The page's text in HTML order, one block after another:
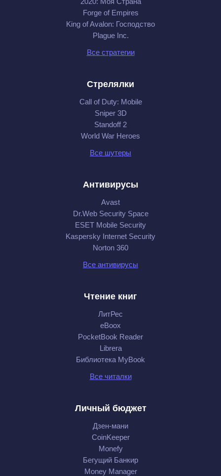
Forge of Empires
King of Avalon: Господство
Plague Inc.
Все стратегии
Стрелялки
Call of Duty: Mobile
Sniper 3D
Standoff 2
World War Heroes
Все шутеры
Антивирусы
Avast
Dr.Web Security Space
ESET Mobile Security
Kaspersky Internet Security
Norton 360
Все антивирусы
Чтение книг
ЛитРес
eBoox
PocketBook Reader
Librera
Библиотека MyBook
Все читалки
Личный бюджет
Дзен-мани
CoinKeeper
Monefy
Бегущий Банкир
Money Manager